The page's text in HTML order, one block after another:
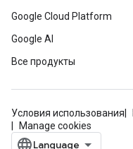
Google Cloud Platform
Google AI
Все продукты
Условия использования
Manage cookies